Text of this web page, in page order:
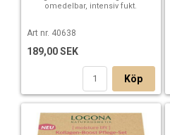
omedelbar, intensiv fukt.
Art nr. 40638
189,00 SEK
Köp